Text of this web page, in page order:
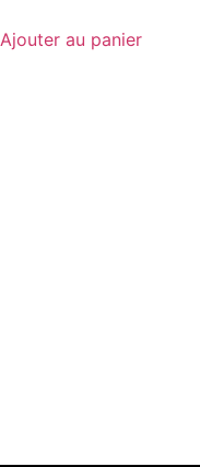
Ajouter au panier